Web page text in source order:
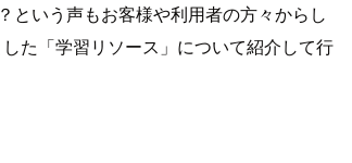
という声もお客様や利用者の方々からし
た「学習リソース」について紹介して行